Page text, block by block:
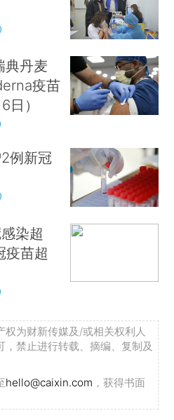
典丹麦
疫苗
日）
例新冠
染超
疫苗超
权为财新传媒及/或相关权利人
禁止进行转载、摘编、复制及
hello@caixin.com ，获得书面